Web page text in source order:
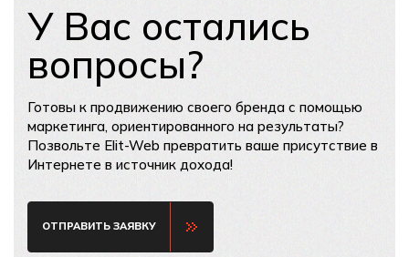
У Вас остались
вопросы?
Готовы к продвижению своего бренда с помощью
маркетинга, ориентированного на результаты?
Позвольте Elit-Web превратить ваше присутствие в
Интернете в источник дохода!
ОТПРАВИТЬ ЗАЯВКУ